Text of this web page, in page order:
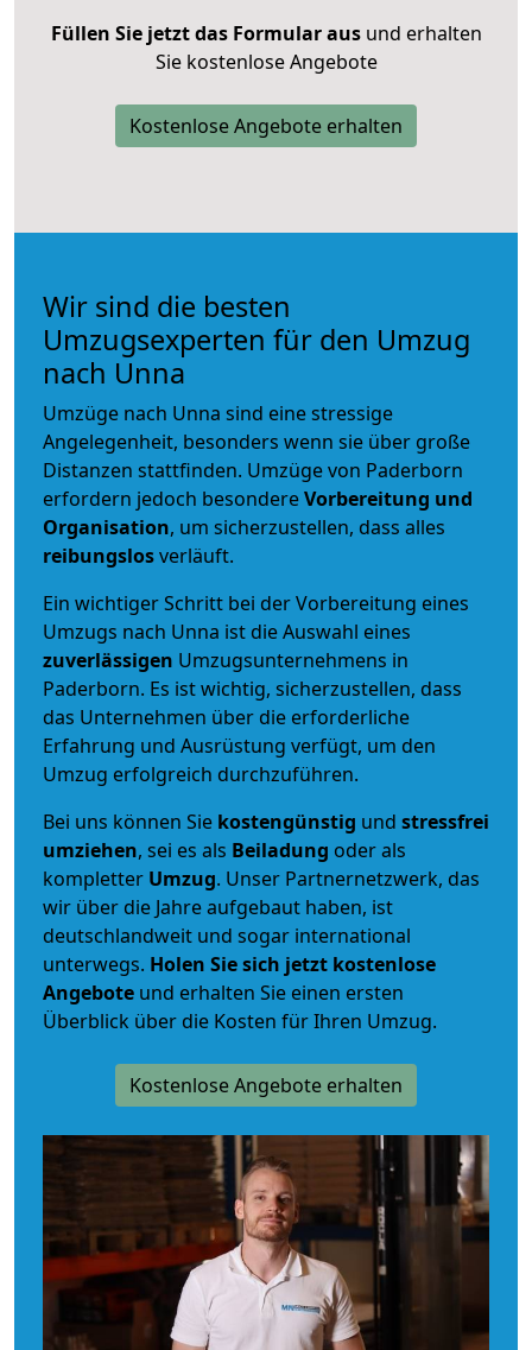
Füllen Sie jetzt das Formular ausund erhalten
Sie kostenlose Angebote
Kostenlose Angebote erhalten
Wir sind die besten
Umzugsexperten für den Umzug
nach Unna
Umzüge nach Unna sind eine stressige
Angelegenheit, besonders wenn sie über große
Distanzen stattfinden. Umzüge von Paderborn
erfordern jedoch besondereVorbereitung und
Organisation, um sicherzustellen, dass alles
reibungslosverläuft.
Ein wichtiger Schritt bei der Vorbereitung eines
Umzugs nach Unna ist die Auswahl eines
zuverlässigen Umzugsunternehmens in
Paderborn. Es ist wichtig, sicherzustellen, dass
das Unternehmen über die erforderliche
Erfahrung und Ausrüstung verfügt, um den
Umzug erfolgreich durchzuführen.
Bei uns können Sie kostengünstig und stressfrei
umziehen, sei es als Beiladung oder als
kompletter Umzug. Unser Partnernetzwerk, das
wir über die Jahre aufgebaut haben, ist
deutschlandweit und sogar international
unterwegs. Holen Sie sich jetzt kostenlose
Angebote und erhalten Sie einen ersten
Überblick über die Kosten für Ihren Umzug.
Kostenlose Angebote erhalten